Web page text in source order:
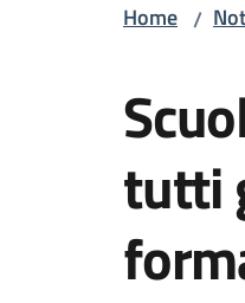
Home /
tutti